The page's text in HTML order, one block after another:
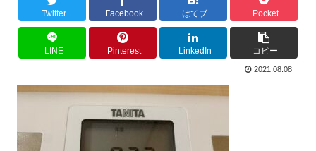
Twitter Facebook はてブ Pocket
LINE Pinterest LinkedIn コピー
2021.08.08